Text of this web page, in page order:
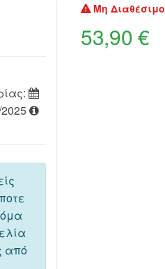
από
Μη Διαθέσιμο
53,90 €